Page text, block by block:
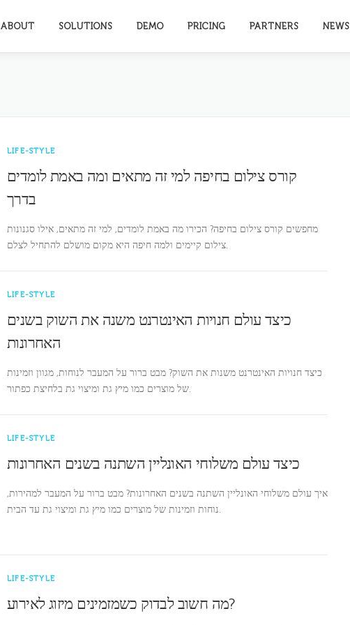
ABOUT SOLUTIONS DEMO PRICING PARTNERS NEWS
LIFE-STYLE
קורס צילום בחיפה למי זה מתאים ומה באמת לומדים
בדרך
מחפשים קורס צילום בחיפה? הכירו מה באמת לומדים, למי זה מתאים, אילו סגנונות
צילום קיימים ולמה חיפה היא מקום מושלם להתחיל לצלם.
LIFE-STYLE
כיצד עולם חנויות האינטרנט משנה את השוק בשנים
האחרונות
כיצד חנויות האינטרנט משנות את השוק? מבט ברור על המעבר לנוחות, מגוון וזמינות
של מוצרים כמו מיץ גת ומיצוי גת בלחיצת כפתור.
LIFE-STYLE
כיצד עולם משלוחי האונליין השתנה בשנים האחרונות
איך עולם משלוחי האונליין השתנה בשנים האחרונות? מבט ברור על המעבר למהירות,
נוחות וזמינות של מוצרים כמו מיץ גת ומיצוי גת עד הבית.
LIFE-STYLE
מה חשוב לבדוק כשמזמינים מיזוג לאירוע?